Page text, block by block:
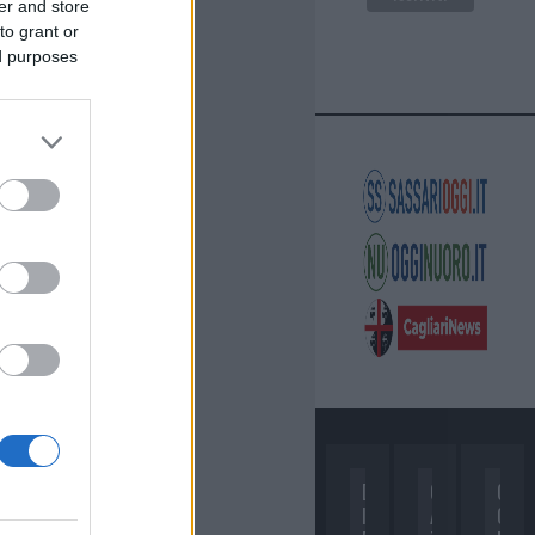
and store
grant or
purposes
D
I
C
A
C
O